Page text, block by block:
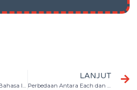
7 Kelebihan Belajar Bahasa Inggris di Kampung Inggris
LANJUT
Perbedaan Antara Each dan Every Beserta Contoh dan Artinya